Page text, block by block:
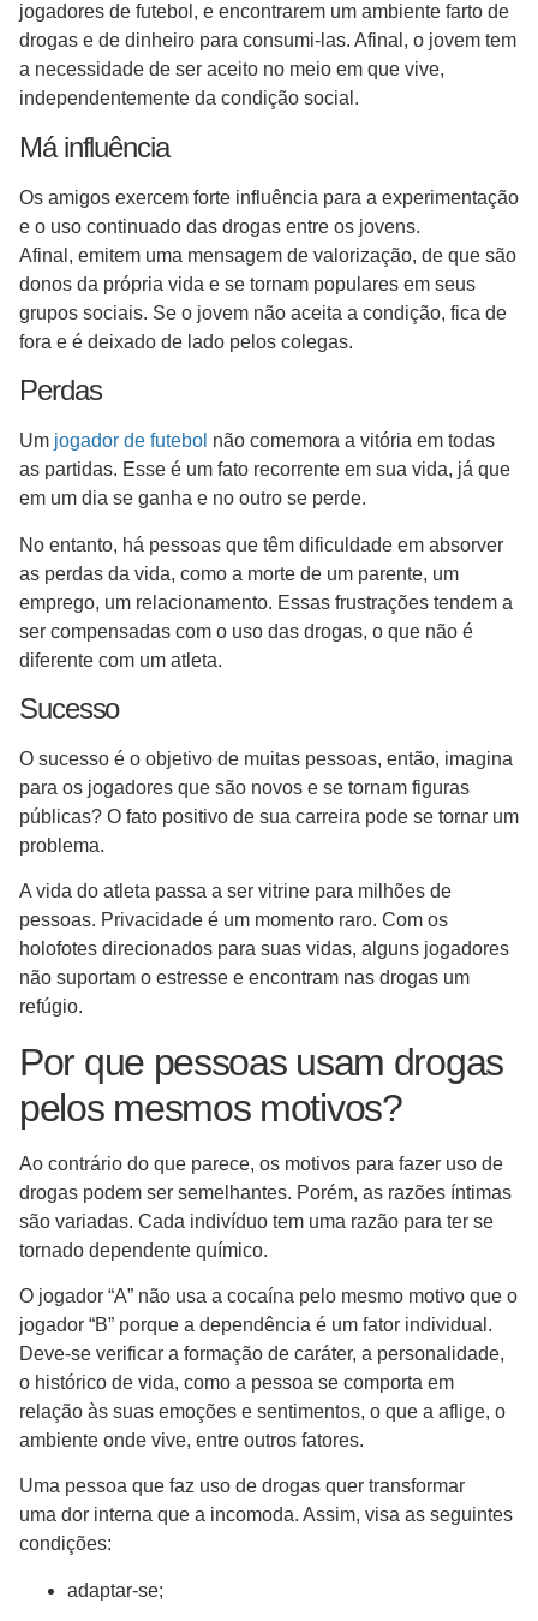
jogadores de futebol, e encontrarem um ambiente farto de
drogas e de dinheiro para consumi-las. Afinal, o jovem tem
a necessidade de ser aceito no meio em que vive,
independentemente da condição social.
Má influência
Os amigos exercem forte influência para a experimentação
e o uso continuado das drogas entre os jovens.
Afinal, emitem uma mensagem de valorização, de que são
donos da própria vida e se tornam populares em seus
grupos sociais. Se o jovem não aceita a condição, fica de
fora e é deixado de lado pelos colegas.
Perdas
Um jogador de futebol não comemora a vitória em todas
as partidas. Esse é um fato recorrente em sua vida, já que
em um dia se ganha e no outro se perde.
No entanto, há pessoas que têm dificuldade em absorver
as perdas da vida, como a morte de um parente, um
emprego, um relacionamento. Essas frustrações tendem a
ser compensadas com o uso das drogas, o que não é
diferente com um atleta.
Sucesso
O sucesso é o objetivo de muitas pessoas, então, imagina
para os jogadores que são novos e se tornam figuras
públicas? O fato positivo de sua carreira pode se tornar um
problema.
A vida do atleta passa a ser vitrine para milhões de
pessoas. Privacidade é um momento raro. Com os
holofotes direcionados para suas vidas, alguns jogadores
não suportam o estresse e encontram nas drogas um
refúgio.
Por que pessoas usam drogas
pelos mesmos motivos?
Ao contrário do que parece, os motivos para fazer uso de
drogas podem ser semelhantes. Porém, as razões íntimas
são variadas. Cada indivíduo tem uma razão para ter se
tornado dependente químico.
O jogador “A” não usa a cocaína pelo mesmo motivo que o
jogador “B” porque a dependência é um fator individual.
Deve-se verificar a formação de caráter, a personalidade,
o histórico de vida, como a pessoa se comporta em
relação às suas emoções e sentimentos, o que a aflige, o
ambiente onde vive, entre outros fatores.
Uma pessoa que faz uso de drogas quer transformar
uma dor interna que a incomoda. Assim, visa as seguintes
condições:
adaptar-se;